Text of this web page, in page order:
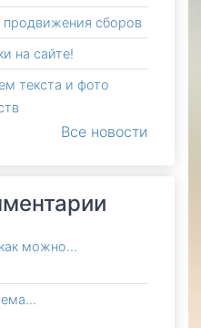
сборов
на сайте!
текста и фото
Все новости
можно…